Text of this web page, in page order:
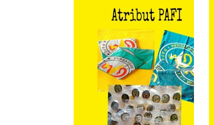
Atribut PAFI
Atribut
PAFI